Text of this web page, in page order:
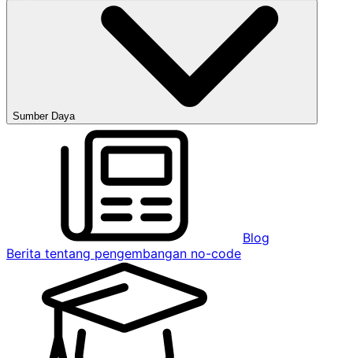
Sumber Daya
Blog
Berita tentang pengembangan no-code